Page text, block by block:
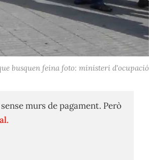
busquen feina foto: ministeri d'ocupació
murs de pagament. Però